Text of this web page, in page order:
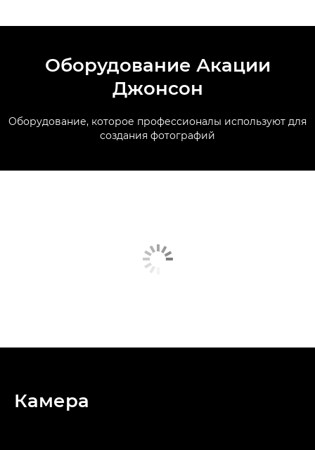
Оборудование Акации
Джонсон
Оборудование, которое профессионалы используют для
создания фотографий
Камера